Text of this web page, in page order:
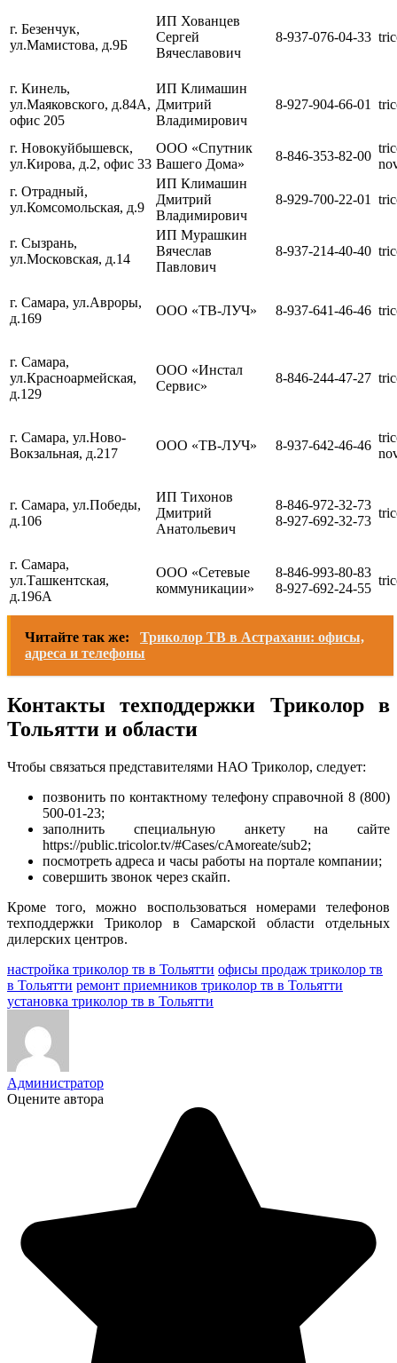
г. Безенчук,
ул.Мамистова, д.9Б
ИП Хованцев
Сергей
Вячеславович
8-937-076-04-33
г. Кинель,
ул.Маяковского, д.84А,
офис 205
ИП Климашин
Дмитрий
Владимирович
8-927-904-66-01
г. Новокуйбышевск,
ул.Кирова, д.2, офис 33
ООО «Спутник
Вашего Дома»
8-846-353-82-00
г. Отрадный,
ул.Комсомольская, д.9
ИП Климашин
Дмитрий
Владимирович
8-929-700-22-01
г. Сызрань,
ул.Московская, д.14
ИП Мурашкин
Вячеслав
Павлович
8-937-214-40-40
г. Самара, ул.Авроры,
д.169
ООО «ТВ-ЛУЧ» 8-937-641-46-46
г. Самара,
ул.Красноармейская,
д.129
ООО «Инстал
Сервис»
8-846-244-47-27
г. Самара, ул.Ново-
Вокзальная, д.217
ООО «ТВ-ЛУЧ» 8-937-642-46-46
г. Самара, ул.Победы,
д.106
ИП Тихонов
Дмитрий
Анатольевич
8-846-972-32-73
8-927-692-32-73
г. Самара,
ул.Ташкентская,
д.196А
ООО «Сетевые
коммуникации»
8-846-993-80-83
8-927-692-24-55
Читайте так же:
Триколор ТВ в Астрахани: офисы,
адреса и телефоны
Контакты техподдержки Триколор в
Тольятти и области
Чтобы связаться представителями НАО Триколор, следует:
позвонить по контактному телефону справочной 8 (800)
500-01-23;
заполнить специальную анкету на сайте
https://public.tricolor.tv/#Cases/cАмоreate/sub2;
посмотреть адреса и часы работы на портале компании;
совершить звонок через скайп.
Кроме того, можно воспользоваться номерами телефонов
техподдержки Триколор в Самарской области отдельных
дилерских центров.
настройка триколор тв в Тольятти офисы продаж триколор тв
в Тольятти ремонт приемников триколор тв в Тольятти
установка триколор тв в Тольятти
Администратор
Оцените автора